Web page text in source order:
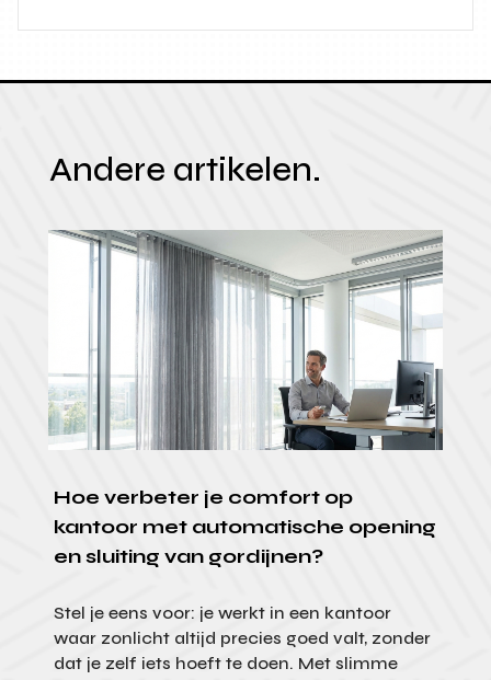
Andere artikelen.
Hoe verbeter je comfort op
kantoor met automatische opening
en sluiting van gordijnen?
Stel je eens voor: je werkt in een kantoor
waar zonlicht altijd precies goed valt, zonder
dat je zelf iets hoeft te doen. Met slimme